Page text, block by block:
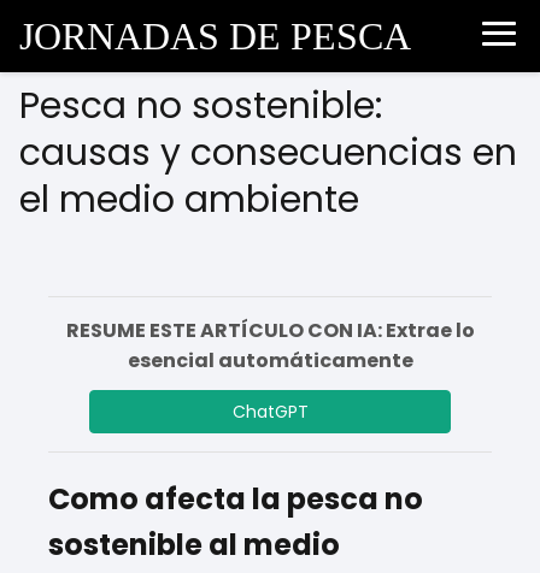
JORNADAS DE PESCA
Pesca no sostenible:
causas y consecuencias en
el medio ambiente
RESUME ESTE ARTÍCULO CON IA: Extrae lo
esencial automáticamente
ChatGPT
Como afecta la pesca no
sostenible al medio